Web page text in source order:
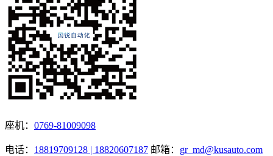
座机： 0769-81009098
电话： 18819709128 | 18820607187 邮箱： gr_md@kusauto.com